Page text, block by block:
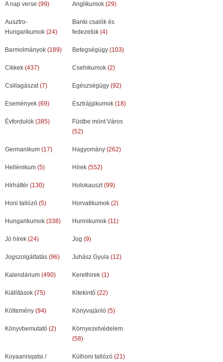
A nap verse (99) Anglikumok (29)
Ausztro-
Hungarikumok (24)
Banki csalók és
fedezetük (4)
Barmolmányok (189) Betegségügy (103)
Cikkek (437) Csehikumok (2)
Csillagászat(7) Egészségügy (92)
Események (69) Esztrájgikumok (18)
Évfordulók (385)
Füstbe mönt Város
(52)
Germanikum (17) Hagyomány (262)
Hellénikum (5) Hírek (552)
Hírháttér (130) Holokauszt(99)
Honi tallózó (5) Horvatikumok (2)
Hungarikumok (338) Hunnikumok (11)
Jó hírek (24) Jog (9)
Jogszolgáltatás (96) Juhász Gyula (12)
Kalendárium (490) Kerethirek (1)
Kiállítások (75) Kitekintő (22)
Költemény (94) Könyvajánló (5)
Könyvbemutató (2)
Környezetvédelem
(58)
Koyaanisqatsi /
Külhoni tallózó (21)